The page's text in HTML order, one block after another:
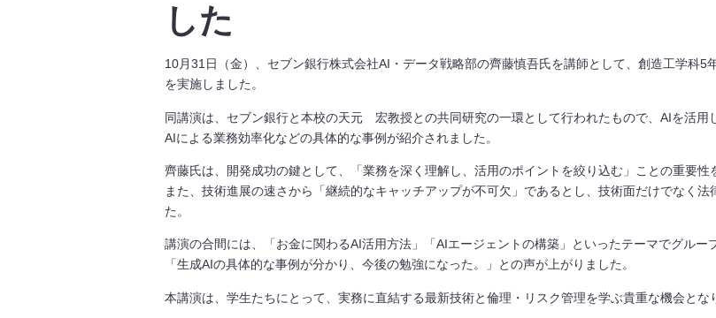
した
10月31日（金）、セブン銀行株式会社AI・データ戦略部の齊藤慎吾氏を講師として、創造工学科
を実施しました。
同講演は、セブン銀行と本校の天元 宏教授との共同研究の一環として行われたもので、AIを活用
AIによる業務効率化などの具体的な事例が紹介されました。
齊藤氏は、開発成功の鍵として、「業務を深く理解し、活用のポイントを絞り込む」ことの重要性
また、技術進展の速さから「継続的なキャッチアップが不可欠」であるとし、技術面だけでなく
た。
講演の合間には、「お金に関わるAI活用方法」「AIエージェントの構築」といったテーマでグル
「生成AIの具体的な事例が分かり、今後の勉強になった。」との声が上がりました。
本講演は、学生たちにとって、実務に直結する最新技術と倫理・リスク管理を学ぶ貴重な機会とな